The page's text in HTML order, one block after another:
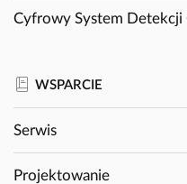
Cyfrowy System Detekcji
WSPARCIE
Serwis
Projektowanie